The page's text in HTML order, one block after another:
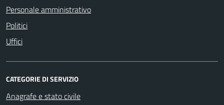
Personale amministrativo
Politici
Uffici
CATEGORIE DI SERVIZIO
Anagrafe e stato civile